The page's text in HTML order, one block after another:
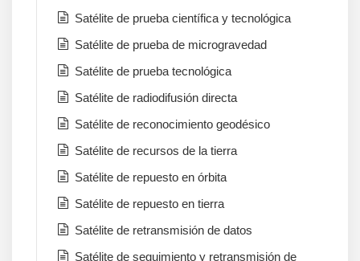
Satélite de prueba científica y tecnológica
Satélite de prueba de microgravedad
Satélite de prueba tecnológica
Satélite de radiodifusión directa
Satélite de reconocimiento geodésico
Satélite de recursos de la tierra
Satélite de repuesto en órbita
Satélite de repuesto en tierra
Satélite de retransmisión de datos
Satélite de seguimiento y retransmisión de